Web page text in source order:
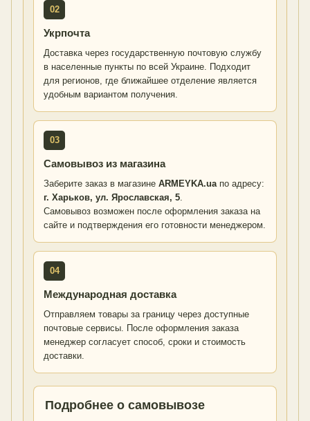
02
Укрпочта
Доставка через государственную почтовую службу
в населенные пункты по всей Украине. Подходит
для регионов, где ближайшее отделение является
удобным вариантом получения.
03
Самовывоз из магазина
Заберите заказ в магазине ARMEYKA.ua по адресу:
г. Харьков, ул. Ярославская, 5
Самовывоз возможен после оформления заказа на
сайте и подтверждения его готовности менеджером.
04
Международная доставка
Отправляем товары за границу через доступные
почтовые сервисы. После оформления заказа
менеджер согласует способ, сроки и стоимость
доставки.
Подробнее о самовывозе